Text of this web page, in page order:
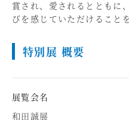
賞され、愛されるとともに
びを感じていただけること
特別展 概要
展覧会名
和田誠展